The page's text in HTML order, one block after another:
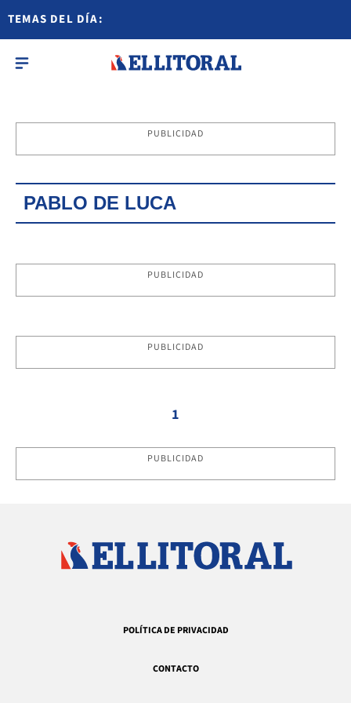
TEMAS DEL DÍA:
PUBLICIDAD
PABLO DE LUCA
PUBLICIDAD
PUBLICIDAD
1
PUBLICIDAD
POLÍTICA DE PRIVACIDAD
CONTACTO